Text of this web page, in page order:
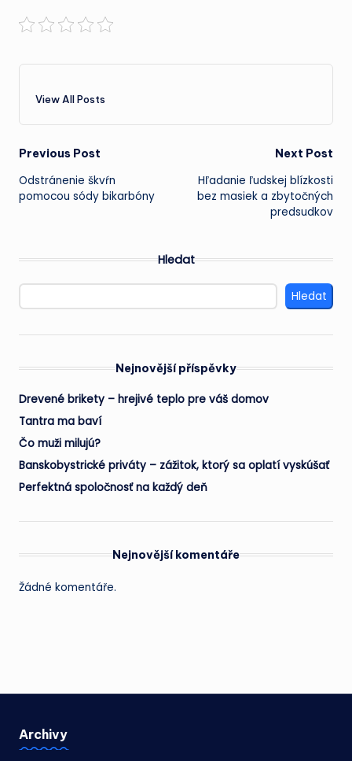
View All Posts
Post
navigation
Previous Post
Odstránenie škvŕn
pomocou sódy bikarbóny
Next Post
Hľadanie ľudskej blízkosti
bez masiek a zbytočných
predsudkov
Hledat
Hledat
Nejnovější příspěvky
Drevené brikety – hrejivé teplo pre váš domov
Tantra ma baví
Čo muži milujú?
Banskobystrické priváty – zážitok, ktorý sa oplatí vyskúšať
Perfektná spoločnosť na každý deň
Nejnovější komentáře
Žádné komentáře.
Archivy